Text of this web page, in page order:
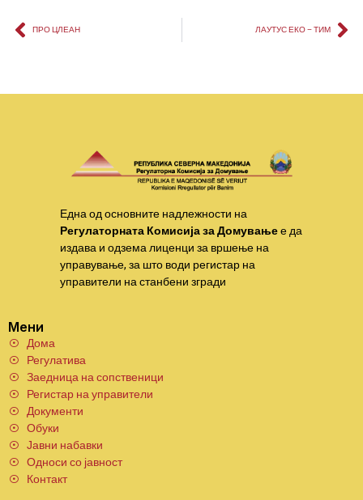
ПРО ЦЛЕАН ЛАУТУС ЕКО – ТИМ
Една од основните надлежности на
Регулаторната Комисија за Домувањее да
издава и одзема лиценци за вршење на
управување, за што води регистар на
управители на станбени згради
Мени
Дома
Регулатива
Заедница на сопственици
Регистар на управители
Документи
Обуки
Јавни набавки
Односи со јавност
Контакт